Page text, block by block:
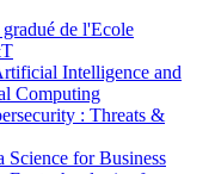
de l'Ecole
Intelligence and
Computing
: Threats &
for Business